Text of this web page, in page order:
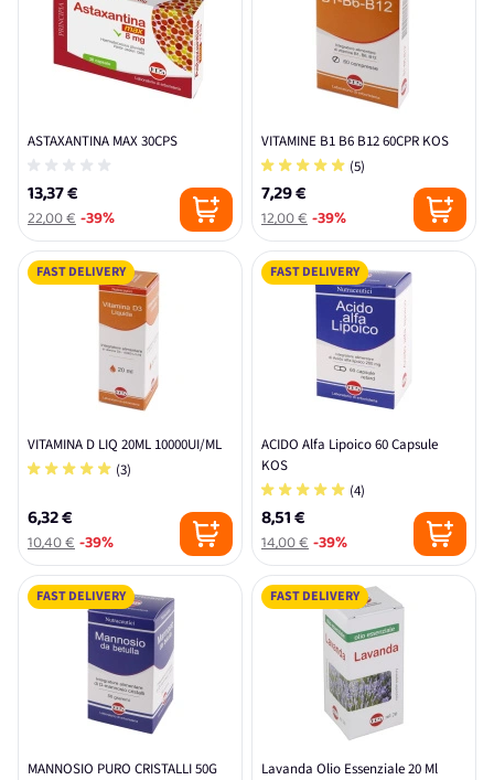
ASTAXANTINA MAX 30CPS
13,37 €
22,00 €-39%
VITAMINE B1 B6 B12 60CPR KOS
(5)
7,29 €
12,00 €-39%
FAST DELIVERY
VITAMINA D LIQ 20ML 10000UI/ML
(3)
6,32 €
10,40 €-39%
FAST DELIVERY
ACIDO Alfa Lipoico 60 Capsule
KOS
(4)
8,51 €
14,00 €-39%
FAST DELIVERY
MANNOSIO PURO CRISTALLI 50G
FAST DELIVERY
Lavanda Olio Essenziale 20 Ml